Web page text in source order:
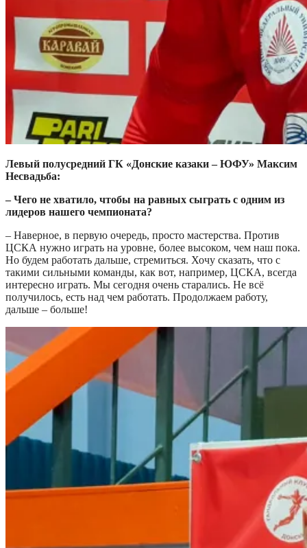
Левый полусредний ГК «Донские казаки – ЮФУ» Максим
Несвадьба:
– Чего не хватило, чтобы на равных сыграть с одним из
лидеров нашего чемпионата?
– Наверное, в первую очередь, просто мастерства. Против
ЦСКА нужно играть на уровне, более высоком, чем наш пока.
Но будем работать дальше, стремиться. Хочу сказать, что с
такими сильными команды, как вот, например, ЦСКА, всегда
интересно играть. Мы сегодня очень старались. Не всё
получилось, есть над чем работать. Продолжаем работу,
дальше – больше!